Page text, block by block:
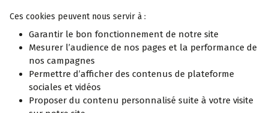
Réclamation
En savoir plus
Offres spécifiques
La complémentaire santé solidaire
Ces cookies peuvent nous servir à :
Garantir le bon fonctionnement de notre site
Mesurer l’audience de nos pages et la performance de
nos campagnes
Permettre d’afficher des contenus de plateforme
sociales et vidéos
Proposer du contenu personnalisé suite à votre visite